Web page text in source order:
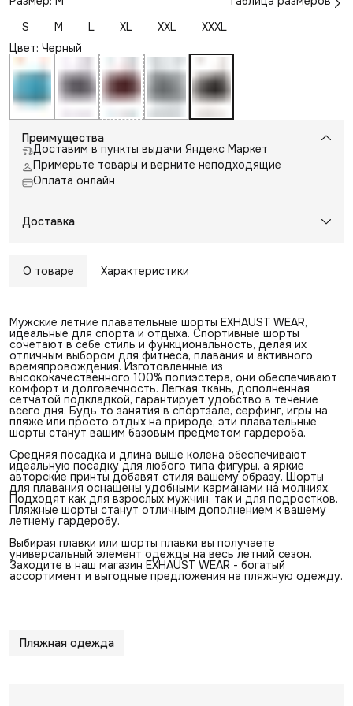
S
M L XL XXL
XXXL
Цвет: Черный
Преимущества
Доставим в пункты выдачи Яндекс Маркет
Примерьте товары и верните неподходящие
Оплата онлайн
Доставка
О товаре Характеристики
Мужские летние плавательные шорты EXHAUST WEAR,
идеальные для спорта и отдыха. Спортивные шорты
сочетают в себе стиль и функциональность, делая их
отличным выбором для фитнеса, плавания и активного
времяпровождения. Изготовленные из
высококачественного 100% полиэстера, они обеспечивают
комфорт и долговечность. Легкая ткань, дополненная
сетчатой подкладкой, гарантирует удобство в течение
всего дня. Будь то занятия в спортзале, серфинг, игры на
пляже или просто отдых на природе, эти плавательные
шорты станут вашим базовым предметом гардероба.
Средняя посадка и длина выше колена обеспечивают
идеальную посадку для любого типа фигуры, а яркие
авторские принты добавят стиля вашему образу. Шорты
для плавания оснащены удобными карманами на молниях.
Подходят как для взрослых мужчин, так и для подростков.
Пляжные шорты станут отличным дополнением к вашему
летнему гардеробу.
Выбирая плавки или шорты плавки вы получаете
универсальный элемент одежды на весь летний сезон.
Заходите в наш магазин EXHAUST WEAR - богатый
ассортимент и выгодные предложения на пляжную одежду.
Пляжная одежда